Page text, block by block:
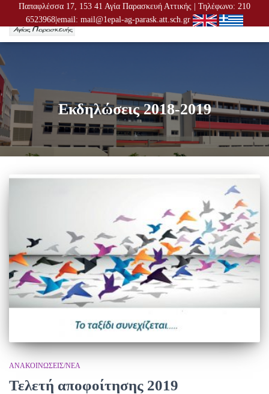
Παπαφλέσσα 17, 153 41 Αγία Παρασκευή Αττικής | Τηλέφωνο: 210
6523968|email: mail@1epal-ag-parask.att.sch.gr
Εκδηλώσεις 2018-2019
ΑΝΑΚΟΙΝΏΣΕΙΣ/ΝΈΑ
Τελετή αποφοίτησης 2019